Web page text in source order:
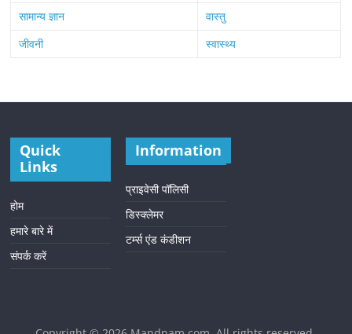
सामान्य ज्ञान
वास्तु
जीवनी
स्वास्थ्य
Quick
Links
होम
हमारे बारे में
संपर्क करें
Information
प्राइवेसी पॉलिसी
डिस्क्लेमर
टर्म्स एंड कंडीशन